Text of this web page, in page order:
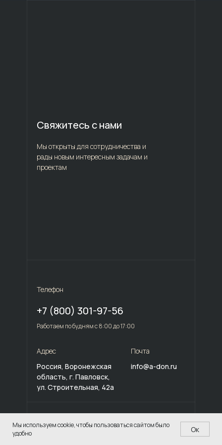
Мы используем cookie, чтобы пользоваться сайтом было
удобно
Ок
Свяжитесь с нами
+7 (800) 301-97-56
Мы открыты для сотрудничества и
рады новым интересным задачам и
проектам
Телефон
Работаем по будням с 8:00 до 17:00
Почта
Адрес
info@a-don.ru
Россия, Воронежская
область, г. Павловск,
ул. Строительная, 42а
Политика конфиденциальности